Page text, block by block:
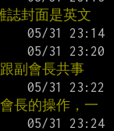
誌封面是英文
副會長共事
長的操作，一